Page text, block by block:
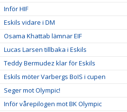
Inför HIF
Eskils vidare i DM
Osama Khattab lämnar EIF
Lucas Larsen tillbaka i Eskils
Teddy Bermudez klar för Eskils
Eskils möter Varbergs BoIS i cupen
Seger mot Olympic!
Inför vårepilogen mot BK Olympic